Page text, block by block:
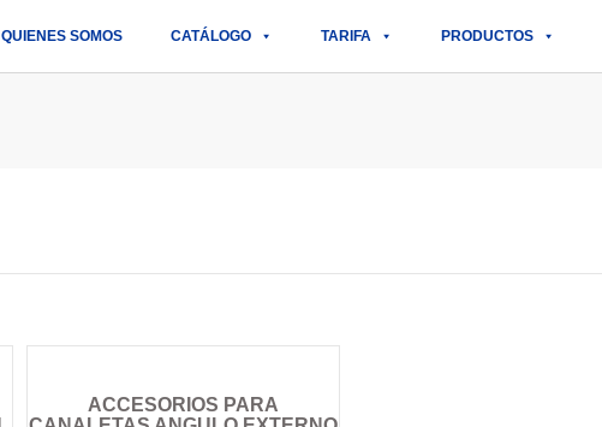
QUIENES SOMOS CATÁLOGO TARIFA PRODUCTOS
ACCESORIOS PARA